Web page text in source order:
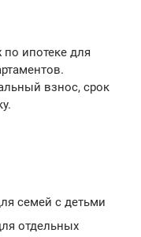
ипотеке для
взнос, срок
семей с детьми
отдельных